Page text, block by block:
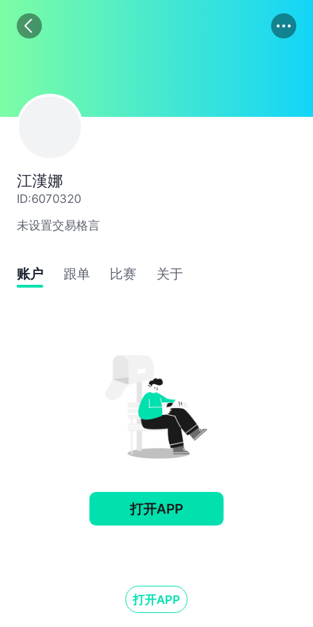
01
02
03
江漢娜
ID:6070320
未设置交易格言
账户 跟单 比赛 关于
打开APP
打开APP